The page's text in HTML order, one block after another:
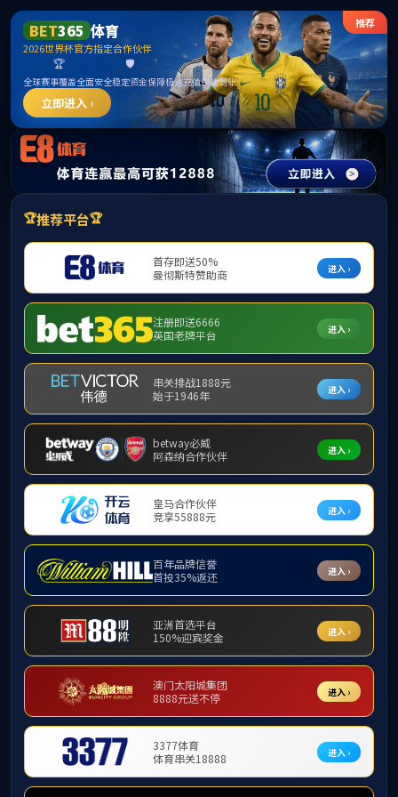
中国·必威(bw·西汉姆联)有限公司-Official
website
提示：访问地址无效，9686/http:找不到对应的栏目！
首页 关闭此页